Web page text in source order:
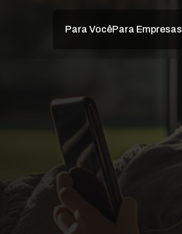
Para VocêPara Empresas